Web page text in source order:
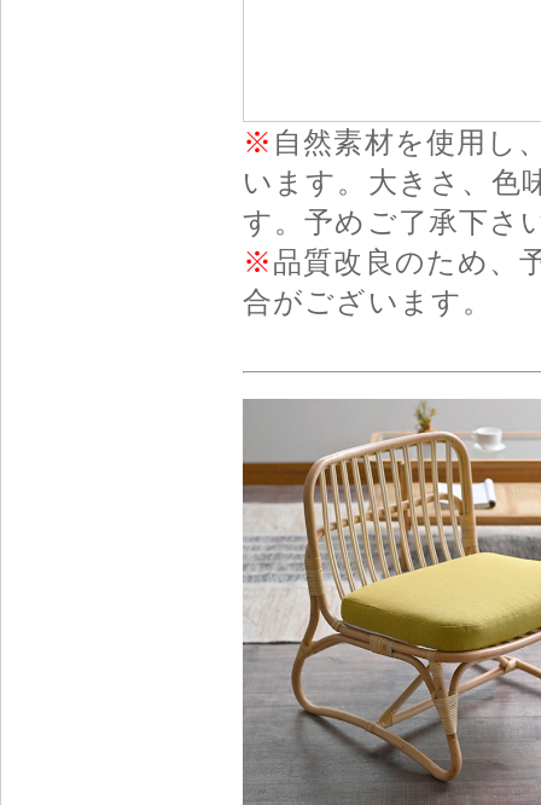
※ 自然素材を使用し
います。大きさ、色
す。予めご了承下さ
※品質改良のため、
合がございます。